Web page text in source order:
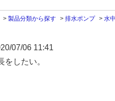
> 製品分類から探す > 排水ポンプ > 水
07/06 11:41
したい。